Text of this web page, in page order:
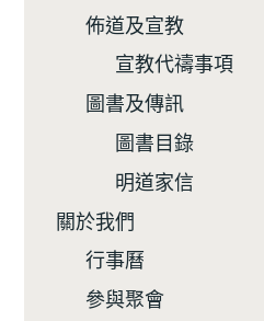
佈道及宣教
宣教代禱事項
圖書及傳訊
圖書目錄
明道家信
關於我們
行事曆
參與聚會